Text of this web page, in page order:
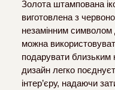
Золота штампована
виготовлена з
незамінним символом
можна
подарувати близьким
дизайн легко
інтер’єру, надаючи